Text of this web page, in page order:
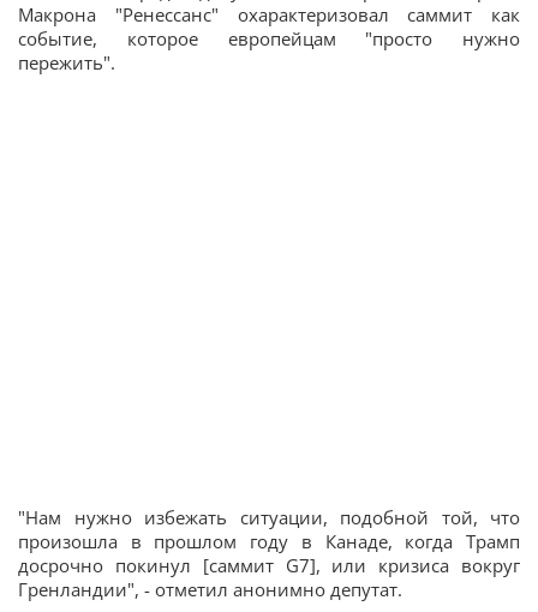
Макрона "Ренессанс" охарактеризовал саммит как
событие, которое европейцам "просто нужно
пережить".
"Нам нужно избежать ситуации, подобной той, что
произошла в прошлом году в Канаде, когда Трамп
досрочно покинул [саммит G7], или кризиса вокруг
Гренландии", - отметил анонимно депутат.